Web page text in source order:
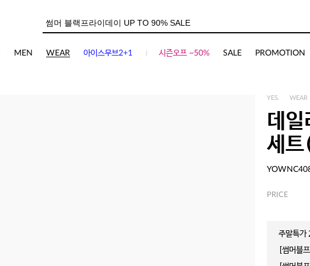
MEN WEAR 아이스무브2+1 시즌오프 ~50% SALE PROMOTION
YES. WEAR
데
세
PRICE
주말특
[썸머블